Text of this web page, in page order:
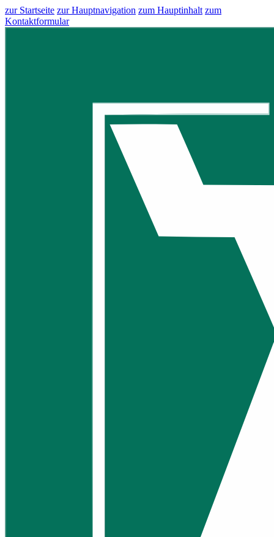
zur Startseite zur Hauptnavigation zum Hauptinhalt zum
Kontaktformular